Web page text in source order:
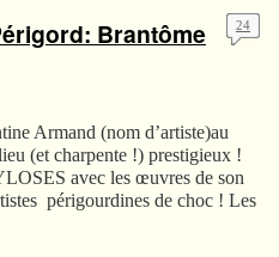
Brantôme
24
Armand (nom d’artiste)au
(et charpente !) prestigieux !
avec les œuvres de son
périgourdines de choc ! Les